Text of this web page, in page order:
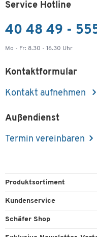
Service Hotline
40 48 49 -
Mo - Fr: 8.30 - 16.30 Uhr
Kontaktformular
Kontakt aufnehmen
Außendienst
Termin vereinbaren
Produktsortiment
Büroausstattung
Kundenservice
Direktbestellung
Schäfer Shop
AGB